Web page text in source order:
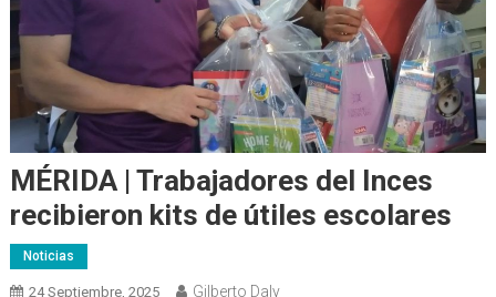
MÉRIDA | Trabajadores del Inces
recibieron kits de útiles escolares
Noticias
24 Septiembre, 2025 Gilberto Daly